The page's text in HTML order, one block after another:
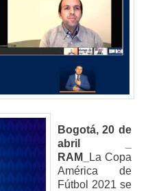
Bogotá, 20 de
abril _
RAM_
La Copa
América de
Fútbol 2021 se